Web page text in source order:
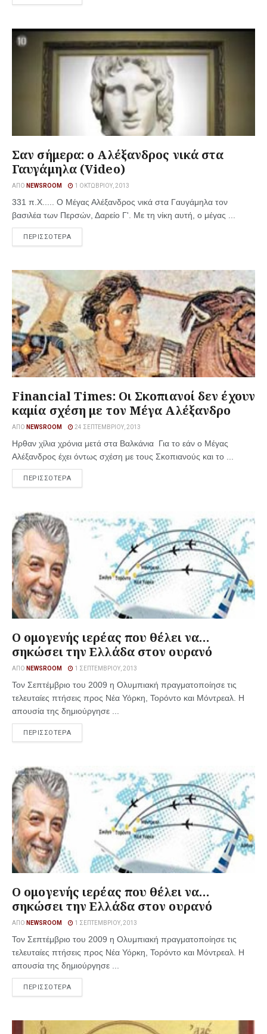
Σαν σήμερα: ο Αλέξανδρος νικά στα
Γαυγάμηλα (Video)
ΑΠΌ NEWSROOM 1 ΟΚΤΩΒΡΊΟΥ, 2013
331 π.Χ..... Ο Μέγας Αλέξανδρος νικά στα Γαυγάμηλα τον
βασιλέα των Περσών, Δαρείο Γ'. Με τη νίκη αυτή, ο μέγας ...
ΠΕΡΙΣΣΟΤΕΡΑ
Financial Times: Οι Σκοπιανοί δεν έχουν
καμία σχέση με τον Μέγα Αλέξανδρο
ΑΠΌ NEWSROOM 24 ΣΕΠΤΕΜΒΡΊΟΥ, 2013
Ηρθαν χίλια χρόνια μετά στα Βαλκάνια Για το εάν ο Μέγας
Αλέξανδρος έχει όντως σχέση με τους Σκοπιανούς και το ...
ΠΕΡΙΣΣΟΤΕΡΑ
Ο ομογενής ιερέας που θέλει να…
σηκώσει την Ελλάδα στον ουρανό
ΑΠΌ NEWSROOM 1 ΣΕΠΤΕΜΒΡΊΟΥ, 2013
Τον Σεπτέμβριο του 2009 η Ολυμπιακή πραγματοποίησε τις
τελευταίες πτήσεις προς Νέα Υόρκη, Τορόντο και Μόντρεαλ. Η
απουσία της δημιούργησε ...
ΠΕΡΙΣΣΟΤΕΡΑ
Ο ομογενής ιερέας που θέλει να…
σηκώσει την Ελλάδα στον ουρανό
ΑΠΌ NEWSROOM 1 ΣΕΠΤΕΜΒΡΊΟΥ, 2013
Τον Σεπτέμβριο του 2009 η Ολυμπιακή πραγματοποίησε τις
τελευταίες πτήσεις προς Νέα Υόρκη, Τορόντο και Μόντρεαλ. Η
απουσία της δημιούργησε ...
ΠΕΡΙΣΣΟΤΕΡΑ